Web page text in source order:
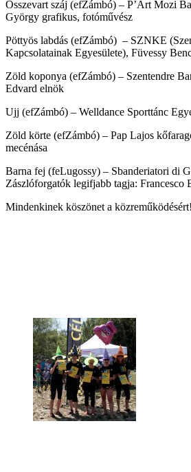
Összevart száj (efZámbó) – P’Art Mozi
György grafikus, fotóművész
Pöttyös labdás (efZámbó) – SZNKE
Kapcsolatainak Egyesülete), Füvessy
Zöld koponya (efZámbó) – Szentendre
Edvard elnök
Ujj (efZámbó) – Welldance Sporttánc
Zöld körte (efZámbó) – Pap Lajos
mecénása
Barna fej (feLugossy) – Sbanderiatori di
Zászlóforgatók legifjabb tagja: Francesco
Mindenkinek köszönet a közreműködésért!